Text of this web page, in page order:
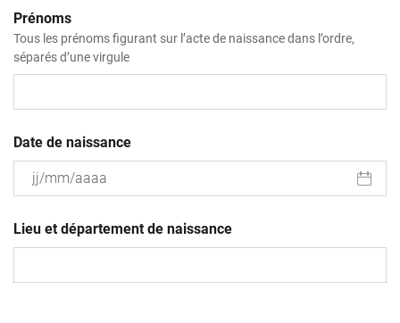
Prénoms
Tous les prénoms figurant sur l’acte de naissance dans l’ordre,
séparés d’une virgule
Date de naissance
slash
MM
Lieu et département de naissance